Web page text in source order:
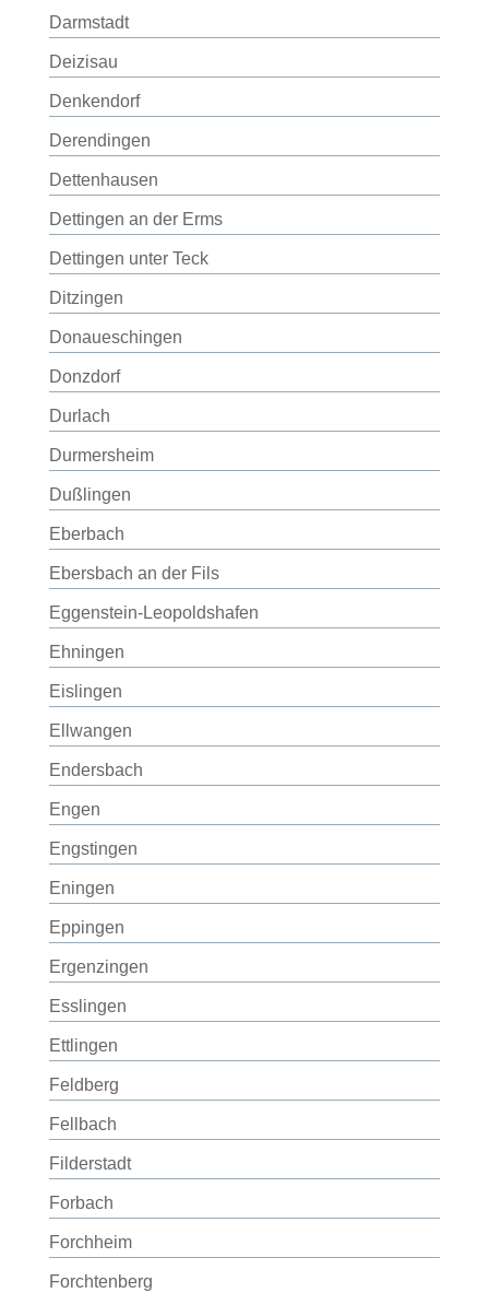
Darmstadt
Deizisau
Denkendorf
Derendingen
Dettenhausen
Dettingen an der Erms
Dettingen unter Teck
Ditzingen
Donaueschingen
Donzdorf
Durlach
Durmersheim
Dußlingen
Eberbach
Ebersbach an der Fils
Eggenstein-Leopoldshafen
Ehningen
Eislingen
Ellwangen
Endersbach
Engen
Engstingen
Eningen
Eppingen
Ergenzingen
Esslingen
Ettlingen
Feldberg
Fellbach
Filderstadt
Forbach
Forchheim
Forchtenberg